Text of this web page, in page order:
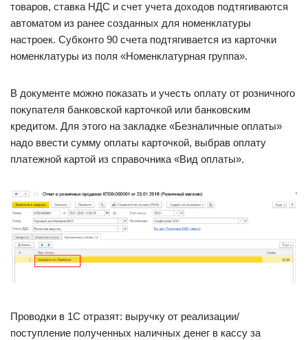
товаров, ставка НДС и счет учета доходов подтягиваются
автоматом из ранее созданных для номенклатуры
настроек. Субконто 90 счета подтягивается из карточки
номенклатуры из поля «Номенклатурная группа».
В документе можно показать и учесть оплату от розничного
покупателя банковской карточкой или банковским
кредитом. Для этого на закладке «Безналичные оплаты»
надо ввести сумму оплаты карточкой, выбрав оплату
платежной картой из справочника «Вид оплаты».
Проводки в 1С отразят: выручку от реализации/
поступление полученных наличных денег в кассу за